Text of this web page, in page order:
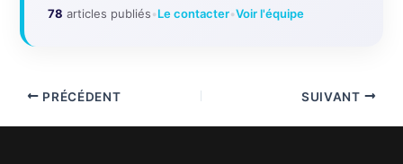
78 articles publiés•Le contacter•Voir l'équipe
PRÉCÉDENT SUIVANT